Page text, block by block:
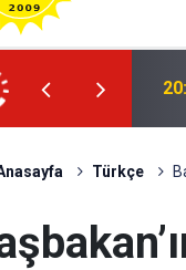
Türkçe